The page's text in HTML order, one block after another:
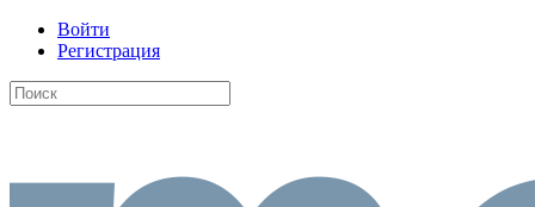
Войти
Регистрация